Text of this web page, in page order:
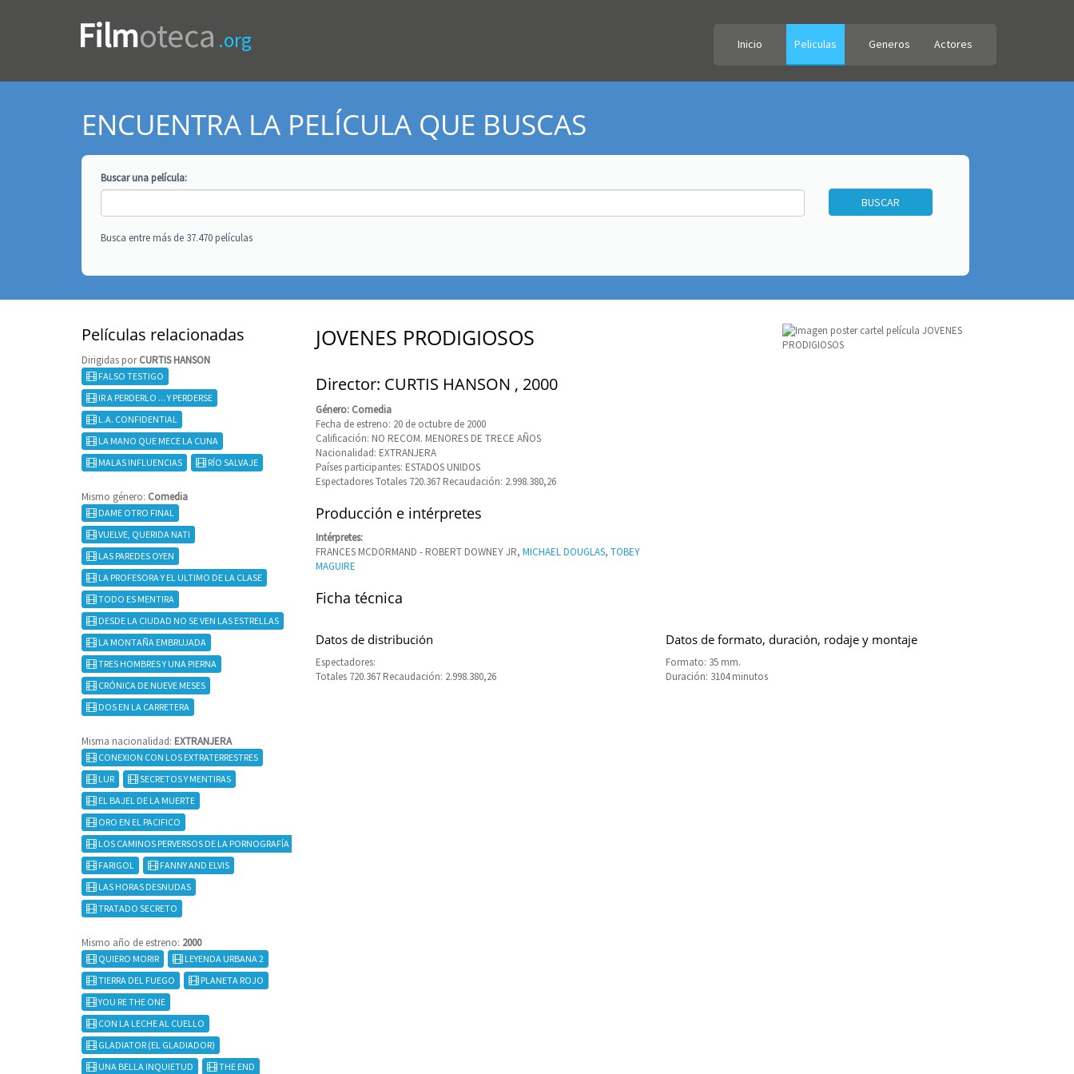
Filmoteca .org Inicio Peliculas Generos Actores
ENCUENTRA LA PELÍCULA QUE BUSCAS
Buscar unapelícula:
Busca entre más de 37.470 películas
Películas relacionadas
Dirigidas porCURTIS HANSON
FALSO TESTIGO
IR A PERDERLO ... Y PERDERSE
L.A. CONFIDENTIAL
LA MANO QUE MECE LA CUNA
MALAS INFLUENCIAS
RÍO SALVAJE
Mismo género: Comedia
DAME OTRO FINAL
VUELVE, QUERIDA NATI
LAS PAREDES OYEN
LA PROFESORA Y EL ULTIMO DE LA CLASE
TODO ES MENTIRA
DESDE LA CIUDAD NO SE VEN LAS ESTRELLAS
LA MONTAÑA EMBRUJADA
TRES HOMBRES Y UNA PIERNA
CRÓNICA DE NUEVE MESES
DOS EN LA CARRETERA
Misma nacionalidad: EXTRANJERA
CONEXION CON LOS EXTRATERRESTRES
LUR
SECRETOS Y MENTIRAS
EL BAJEL DE LA MUERTE
ORO EN EL PACIFICO
LOS CAMINOS PERVERSOS DE LA PORNOGRAFÍA
FARIGOL
FANNY AND ELVIS
LAS HORAS DESNUDAS
TRATADO SECRETO
Mismo año de estreno: 2000
QUIERO MORIR
LEYENDA URBANA 2
TIERRA DEL FUEGO
PLANETA ROJO
YOU RE THE ONE
CON LA LECHE AL CUELLO
GLADIATOR (EL GLADIADOR)
UNA BELLA INQUIETUD
THE END
JOVENES PRODIGIOSOS
Director: CURTIS HANSON , 2000
Género: Comedia
Fecha de estreno: 20 de octubre de 2000
Calificación: NO RECOM. MENORES DE TRECE AÑOS
Nacionalidad: EXTRANJERA
Países participantes: ESTADOS UNIDOS
Espectadores Totales 720.367 Recaudación: 2.998.380,26
Producción e intérpretes
Intérpretes:
FRANCES MCDORMAND - ROBERT DOWNEY JR, MICHAEL DOUGLAS, TOBEY
MAGUIRE
Ficha técnica
Datos de distribución
Espectadores:
Totales 720.367 Recaudación: 2.998.380,26
Datos de formato, duración, rodaje y montaje
Formato: 35 mm.
Duración: 3104 minutos